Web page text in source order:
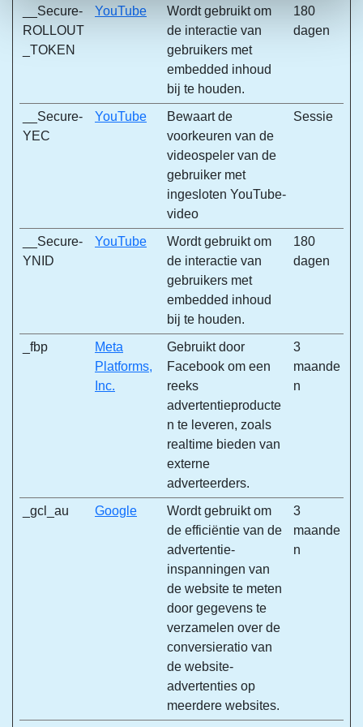
en om ons websiteverkeer te analyseren. Ook delen we
informatie over uw gebruik van onze site met onze
partners voor social media, adverteren en analyse. Deze
partners kunnen deze gegevens combineren met andere
informatie die u aan ze heeft verstrekt of die ze hebben
verzameld op basis van uw gebruik van hun services.
__Secure-
ROLLOUT
_TOKEN
YouTube
Wordt gebruikt om
de interactie van
gebruikers met
embedded inhoud
bij te houden.
180
dagen
__Secure-
YEC
YouTube
Bewaart de
voorkeuren van de
videospeler van de
gebruiker met
ingesloten YouTube-
video
Sessie
__Secure-
YNID
YouTube
Wordt gebruikt om
de interactie van
gebruikers met
embedded inhoud
bij te houden.
180
dagen
_fbp
Meta
Platforms,
Inc.
Gebruikt door
Facebook om een
reeks
advertentieproducte
n te leveren, zoals
realtime bieden van
externe
adverteerders.
3
maande
n
_gcl_au Google
Wordt gebruikt om
de efficiëntie van de
advertentie-
inspanningen van
de website te meten
door gegevens te
verzamelen over de
conversieratio van
de website-
advertenties op
meerdere websites.
3
maande
n